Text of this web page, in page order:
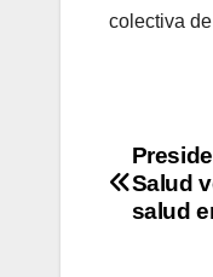
colectiva
Salud
salud